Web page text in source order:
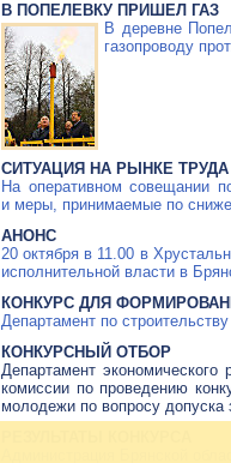
В ПОПЕЛЕВКУ ПРИШЕЛ ГАЗ
В деревне
газопроводу
СИТУАЦИЯ НА РЫНКЕ
На оперативном совещании
и меры, принимаемые по
АНОНС
20 октября в 11.00 в
исполнительной власти в
КОНКУРС ДЛЯ
Департамент по
КОНКУРСНЫЙ ОТБОР
Департамент экономического
комиссии по проведению
молодежи по вопросу допуска